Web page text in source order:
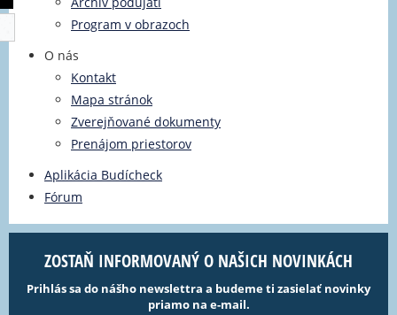
Program v obrazoch
O nás
Kontakt
Mapa stránok
Zverejňované dokumenty
Prenájom priestorov
Aplikácia Budícheck
Fórum
ZOSTAŇ INFORMOVANÝ O NAŠICH NOVINKÁCH
Prihlás sa do nášho newslettra a budeme ti zasielať novinky
priamo na e-mail.